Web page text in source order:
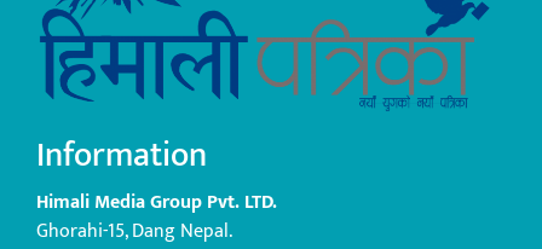
Information
Himali Media Group Pvt. LTD.
Ghorahi-15, Dang Nepal.